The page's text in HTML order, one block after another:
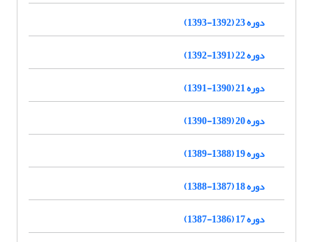
دوره 23 (1392-1393)
دوره 22 (1391-1392)
دوره 21 (1390-1391)
دوره 20 (1389-1390)
دوره 19 (1388-1389)
دوره 18 (1387-1388)
دوره 17 (1386-1387)